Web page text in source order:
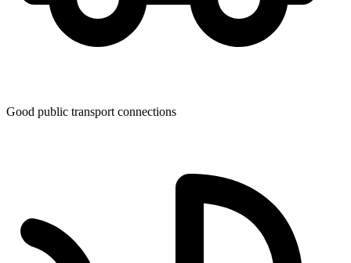
Good public transport connections